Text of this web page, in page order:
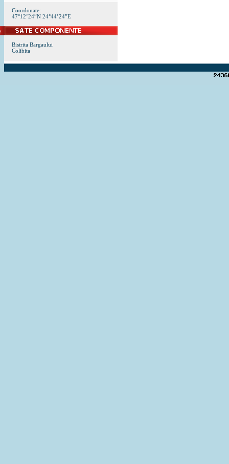
Coordonate:
47°12’24”N 24°44’24”E
Bistrita Bargaului
Colibita